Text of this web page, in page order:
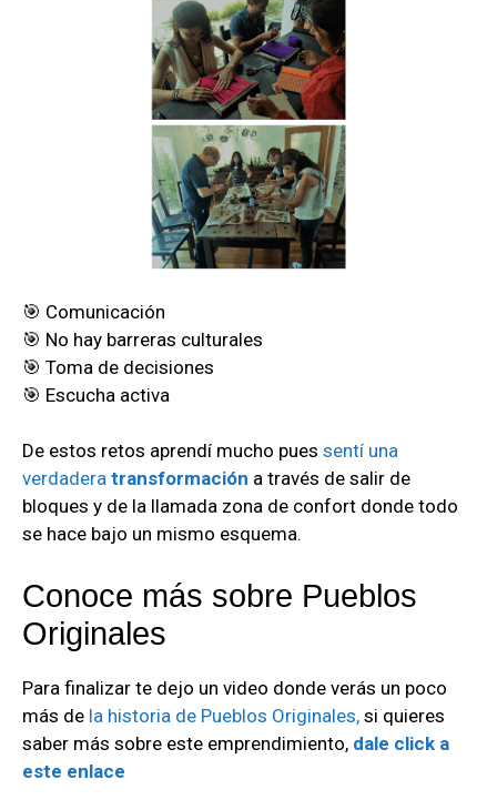
🎯 Comunicación
🎯 No hay barreras culturales
🎯 Toma de decisiones
🎯 Escucha activa
De estos retos aprendí mucho pues sentí una
verdadera transformación a través de salir de
bloques y de la llamada zona de confort donde todo
se hace bajo un mismo esquema.
Conoce más sobre Pueblos
Originales
Para finalizar te dejo un video donde verás un poco
más de la historia de Pueblos Originales, si quieres
saber más sobre este emprendimiento, dale click a
este enlace